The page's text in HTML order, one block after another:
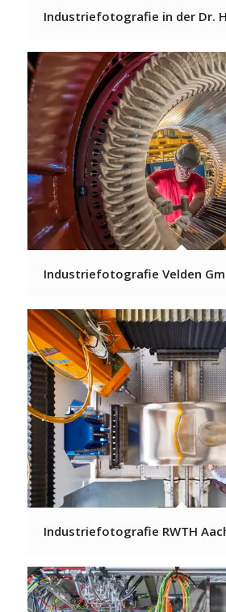
Industriefotografie in der Dr.
Industriefotografie Velden
Industriefotografie RWTH